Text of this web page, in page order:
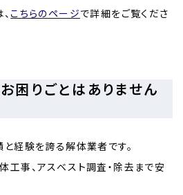
こちらのページで詳細をご覧くださ
困りごとはありません
経験を誇る解体業者です。
事、アスベスト調査・除去まで安